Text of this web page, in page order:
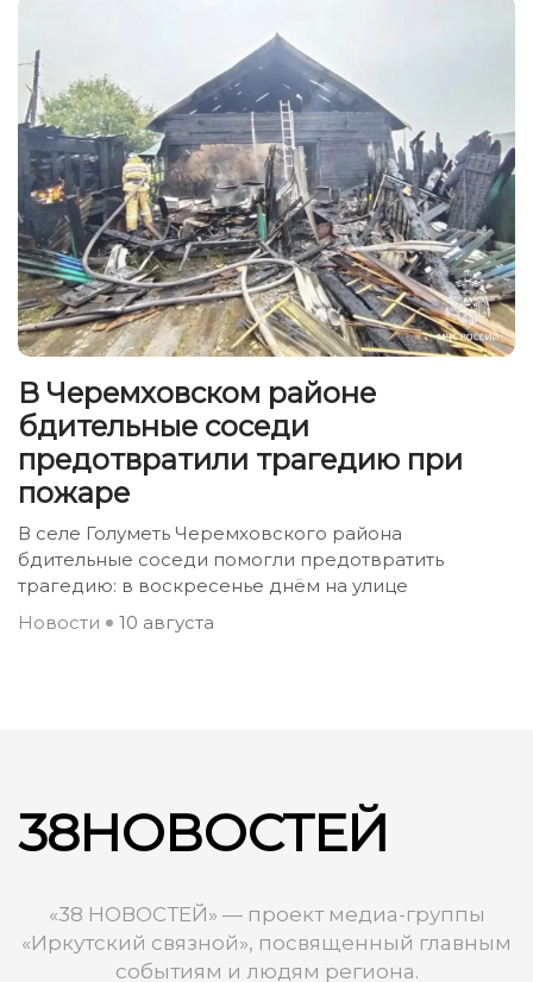
В Черемховском районе
бдительные соседи
предотвратили трагедию при
пожаре
В селе Голуметь Черемховского района
бдительные соседи помогли предотвратить
трагедию: в воскресенье днём на улице
Новости
10 августа
38НОВОСТЕЙ
«38 НОВОСТЕЙ» — проект медиа-группы
«Иркутский связной», посвященный главным
событиям и людям региона.